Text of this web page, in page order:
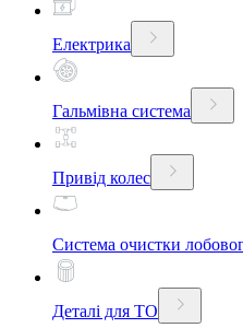
Електрика
Гальмівна система
Привід колес
Система очистки
Деталі для ТО